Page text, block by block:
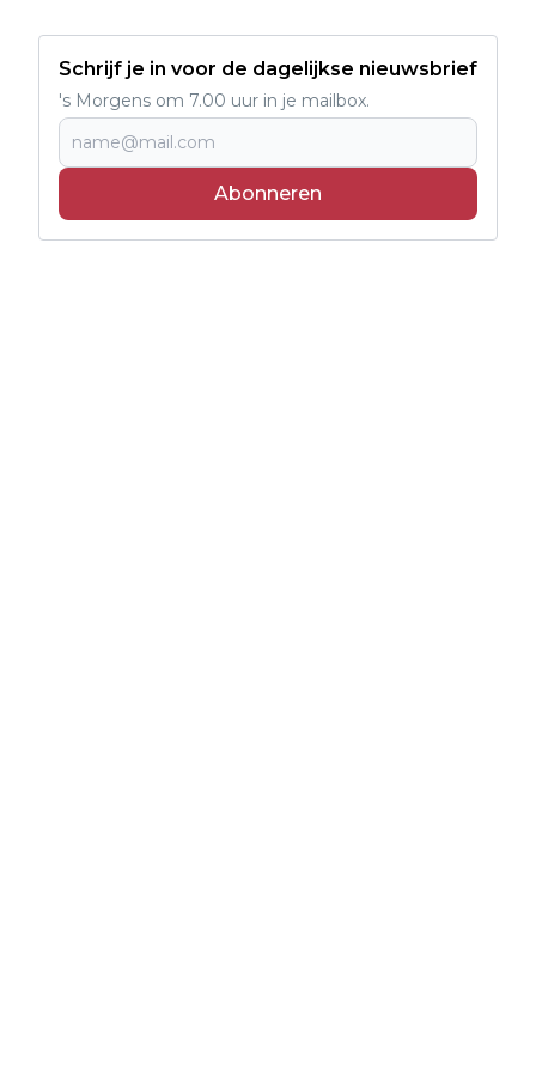
Schrijf je in voor de dagelijkse nieuwsbrief
's Morgens om 7.00 uur in je mailbox.
Abonneren